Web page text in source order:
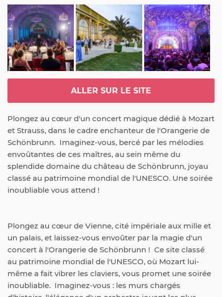
ALLER SUR LE SITE
Plongez au cœur d'un concert magique dédié à Mozart
et Strauss, dans le cadre enchanteur de l'Orangerie de
Schönbrunn.  Imaginez-vous, bercé par les mélodies
envoûtantes de ces maîtres, au sein même du
splendide domaine du château de Schönbrunn, joyau
classé au patrimoine mondial de l'UNESCO. Une soirée
inoubliable vous attend !
Plongez au cœur de Vienne, cité impériale aux mille et
un palais, et laissez-vous envoûter par la magie d'un
concert à l'Orangerie de Schönbrunn !  Ce site classé
au patrimoine mondial de l'UNESCO, où Mozart lui-
même a fait vibrer les claviers, vous promet une soirée
inoubliable.  Imaginez-vous : les murs chargés